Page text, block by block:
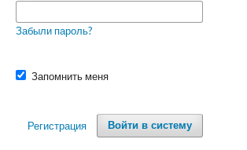
Забыли пароль?
Запомнить меня
Войти в систему
Регистрация